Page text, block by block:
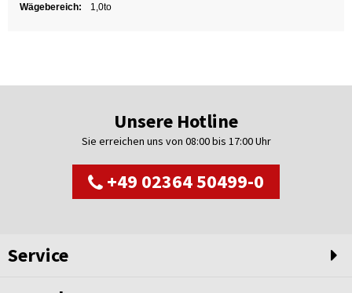
Wägebereich:
1,0to
Unsere Hotline
Sie erreichen uns von 08:00 bis 17:00 Uhr
+49 02364 50499-0
Service